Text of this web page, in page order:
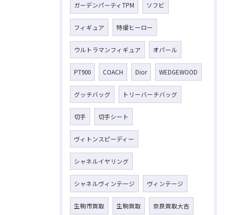
ガーデンパーティTPM ソフビ
フィギュア 特撮ヒーロー
ウルトラマンフィギュア オパール
PT900 COACH Dior WEDGEWOOD
グッチバッグ トリーバーチバッグ
切手 切手シート
ヴィトンスピーディー
シャネルイヤリング
シャネルヴィンテージ ヴィンテージ
生駒市買取 生駒買取 奈良買取大吉